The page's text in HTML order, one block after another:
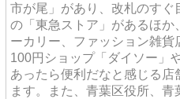
市が尾」があり、改札のす
の「東急ストア」があるほ
ーカリー、ファッション雑貨
100円ショップ「ダイソー」
あったら便利だなと感じる
ます。また、青葉区役所、